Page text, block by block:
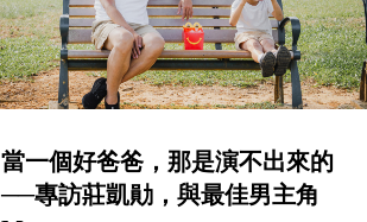
當一個好爸爸，那是演不出來的
──專訪莊凱勛，與最佳男主角